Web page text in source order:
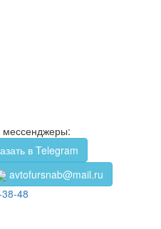
мессенджеры:
в Telegram
avtofursnab@mail.ru
48